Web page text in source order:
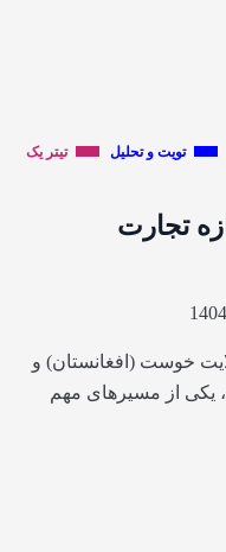
تویت و تحلیل تیتر یک
تجارت
خوست (افغانستان) و
یکی از مسیرهای مهم